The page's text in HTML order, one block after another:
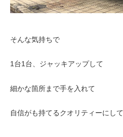
そんな気持ちで
1台1台、ジャッキアップして
細かな箇所まで手を入れて
自信がも持てるクオリティーにし